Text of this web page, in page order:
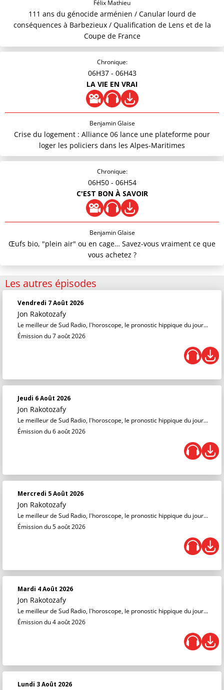
Félix Mathieu
111 ans du génocide arménien / Canular lourd de
conséquences à Barbezieux / Qualification de Lens et de la
Coupe de France
Chronique:
06H37 - 06H43
LA VIE EN VRAI
Benjamin Glaise
Crise du logement : Alliance 06 lance une plateforme pour
loger les policiers dans les Alpes-Maritimes
Chronique:
06H50 - 06H54
C'EST BON À SAVOIR
Benjamin Glaise
Œufs bio, "plein air" ou en cage… Savez-vous vraiment ce que
vous achetez ?
Les autres épisodes
Vendredi 7 Août 2026
Jon Rakotozafy
Le meilleur de Sud Radio, l'horoscope, le pronostic hippique du jour...
Émission du 7 août 2026
Jeudi 6 Août 2026
Jon Rakotozafy
Le meilleur de Sud Radio, l'horoscope, le pronostic hippique du jour...
Émission du 6 août 2026
Mercredi 5 Août 2026
Jon Rakotozafy
Le meilleur de Sud Radio, l'horoscope, le pronostic hippique du jour...
Émission du 5 août 2026
Mardi 4 Août 2026
Jon Rakotozafy
Le meilleur de Sud Radio, l'horoscope, le pronostic hippique du jour...
Émission du 4 août 2026
Lundi 3 Août 2026